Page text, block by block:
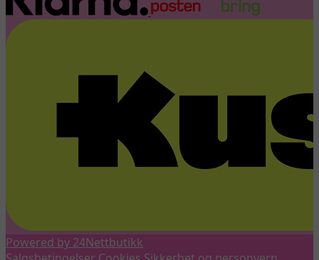
Powered by 24Nettbutikk